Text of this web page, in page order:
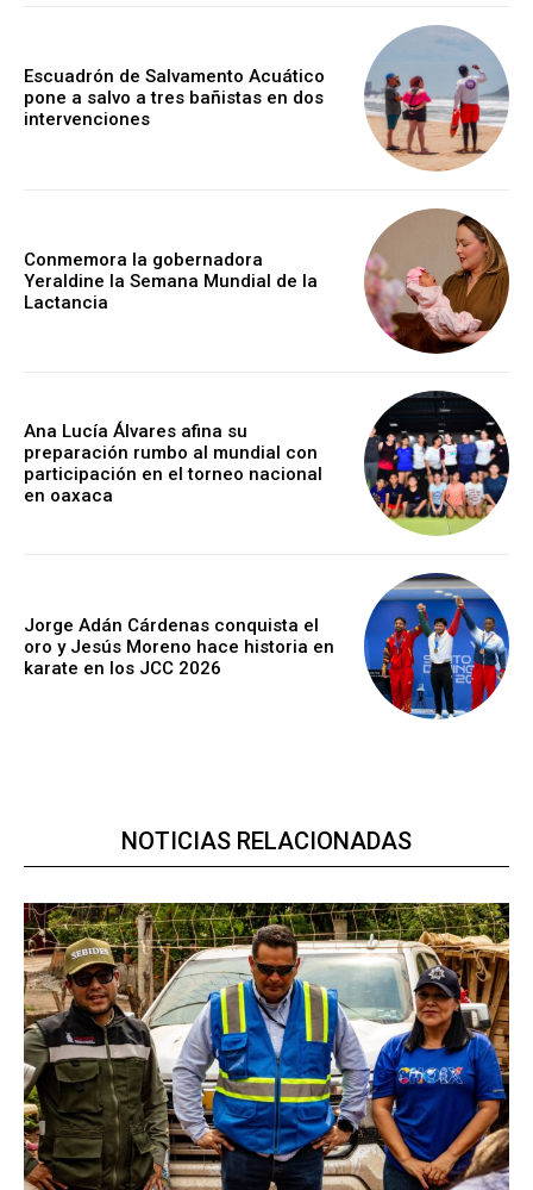
Escuadrón de Salvamento Acuático
pone a salvo a tres bañistas en dos
intervenciones
Conmemora la gobernadora
Yeraldine la Semana Mundial de la
Lactancia
Ana Lucía Álvares afina su
preparación rumbo al mundial con
participación en el torneo nacional
en oaxaca
Jorge Adán Cárdenas conquista el
oro y Jesús Moreno hace historia en
karate en los JCC 2026
NOTICIAS RELACIONADAS